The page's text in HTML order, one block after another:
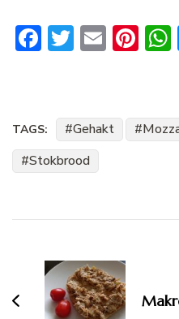
Facebook
Twitter
Email
TAGS: Gehakt
Stokbrood
navigatie